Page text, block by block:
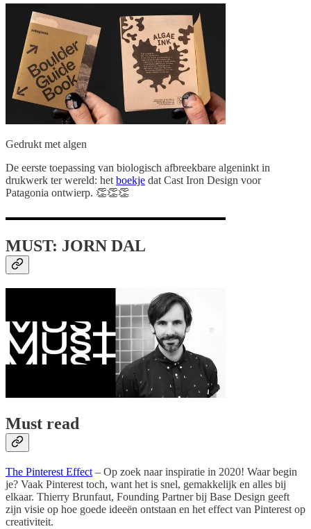
Gedrukt met algen
De eerste toepassing van biologisch afbreekbare algeninkt in
drukwerk ter wereld: het boekje dat Cast Iron Design voor
Patagonia ontwierp. 👏👏👏
MUST: JORN DAL
Must read
The Pinterest Effect – Op zoek naar inspiratie in 2020! Waar begin
je? Vaak Pinterest toch, want het is snel, gemakkelijk en alles bij
elkaar. Thierry Brunfaut, Founding Partner bij Base Design geeft
zijn visie op hoe goede ideeën ontstaan en het effect van Pinterest op
creativiteit.